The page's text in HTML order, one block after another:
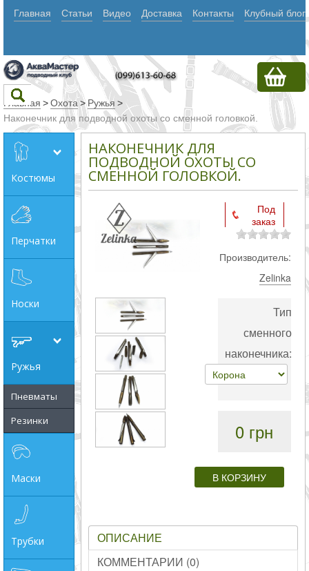
Главная Статьи Видео Доставка Контакты Клубный блог
Текст
Любое из
Все
слова
Производитель
_JSHOP_SEARCH_COINS
от
до
грн
Главная >Охота > Ружья >
Наконечник для подводной охоты со сменной головкой.
Костюмы
Перчатки
Носки
Ружья
Пневматы
Резинки
Маски
Трубки
НАКОНЕЧНИК ДЛЯ
ПОДВОДНОЙ ОХОТЫ СО
СМЕННОЙ ГОЛОВКОЙ.
Под
заказ
Производитель:
Zelinka
Тип
сменного
наконечника:
0 грн
ОПИСАНИЕ
КОММЕНТАРИИ (0)